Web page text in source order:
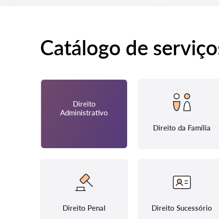
Catálogo de
Direito
Administrativo
Direito da Família
Direito Penal Direito Sucessório